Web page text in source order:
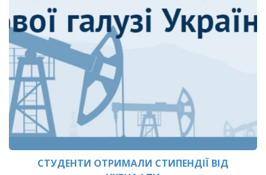
СТУДЕНТИ ОТРИМАЛИ СТИПЕНДІЇ ВІД